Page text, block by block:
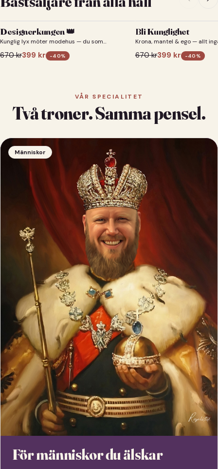
Designerkungen 👑
Kunglig lyx möter modehus — du som
670kr399 kr -40%
Bli Kunglighet
Krona, mantel & ego — allt
670kr399 kr -40 %
VÅR SPECIALITET
Två troner. Samma pensel.
Människor
För människor du älskar